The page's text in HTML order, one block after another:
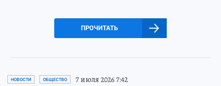
ПРОЧИТАТЬ
НОВОСТИ ОБЩЕСТВО 7 июля 2026 7:42